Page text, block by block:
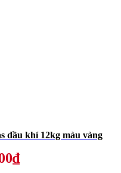
dầu khí 12kg màu vàng